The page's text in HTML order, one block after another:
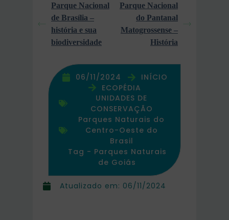
Atualizado em: 06/11/2024
Parque Nacional
de Brasília –
história e sua
biodiversidade
Parque Nacional
do Pantanal
Matogrossense –
História
06/11/2024
INÍCIO
ECOPÉDIA
UNIDADES DE
CONSERVAÇÃO
Parques Naturais do
Centro-Oeste do
Brasil
Tag - Parques Naturais
de Goiás